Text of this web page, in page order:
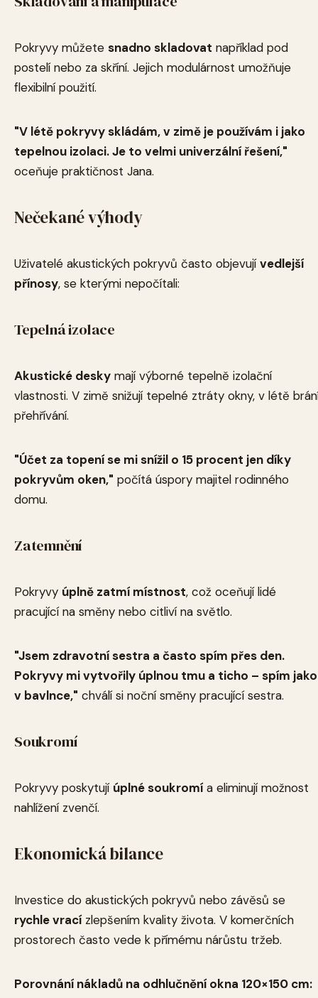
Pokryvy můžete snadno skladovat například pod
postelí nebo za skříní. Jejich modulárnost umožňuje
flexibilní použití.
"V létě pokryvy skládám, v zimě je používám i jako
tepelnou izolaci. Je to velmi univerzální řešení,"
oceňuje praktičnost Jana.
Nečekané výhody
Uživatelé akustických pokryvů často objevujívedlejší
přínosy, se kterými nepočítali:
Tepelná izolace
Akustické desky mají výborné tepelně izolační
vlastnosti. V zimě snižují tepelné ztráty okny, v létě
přehřívání.
"Účet za topení se mi snížil o 15 procent jen díky
pokryvům oken," počítá úspory majitel rodinného
domu.
Zatemnění
Pokryvy úplně zatmí místnost, což oceňují lidé
pracující na směny nebo citliví na světlo.
"Jsem zdravotní sestra a často spím přes den.
Pokryvy mi vytvořily úplnou tmu a ticho – spím jako
v bavlnce," chválí si noční směny pracující sestra.
Soukromí
Pokryvy poskytují úplné soukromí a eliminují možnost
nahlížení zvenčí.
Ekonomická bilance
Investice do akustických pokryvů nebo závěsů se
rychle vrací zlepšením kvality života. V komerčních
prostorech často vede k přímému nárůstu tržeb.
Porovnání nákladů na odhlučnění okna 120×150 cm: